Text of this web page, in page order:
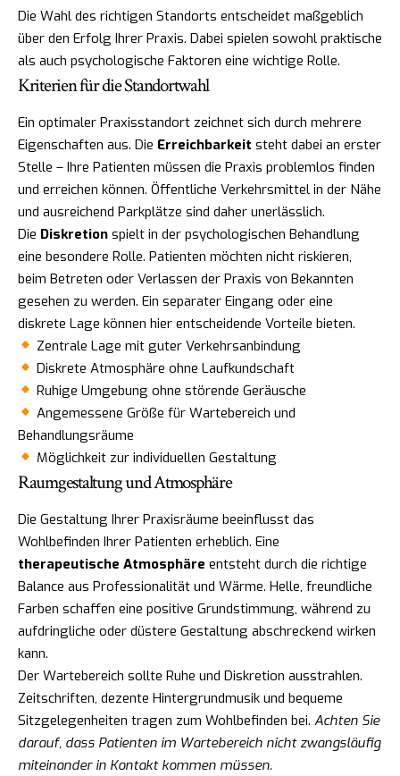
Die Wahl des richtigen Standorts entscheidet maßgeblich
über den Erfolg Ihrer Praxis. Dabei spielen sowohl praktische
als auch psychologische Faktoren eine wichtige Rolle.
Kriterien für die Standortwahl
Ein optimaler Praxisstandort zeichnet sich durch mehrere
Eigenschaften aus. Die Erreichbarkeit steht dabei an erster
Stelle – Ihre Patienten müssen die Praxis problemlos finden
und erreichen können. Öffentliche Verkehrsmittel in der Nähe
und ausreichend Parkplätze sind daher unerlässlich.
Die Diskretion spielt in der psychologischen Behandlung
eine besondere Rolle. Patienten möchten nicht riskieren,
beim Betreten oder Verlassen der Praxis von Bekannten
gesehen zu werden. Ein separater Eingang oder eine
diskrete Lage können hier entscheidende Vorteile bieten.
Zentrale Lage mit guter Verkehrsanbindung
Diskrete Atmosphäre ohne Laufkundschaft
Ruhige Umgebung ohne störende Geräusche
Angemessene Größe für Wartebereich und
Behandlungsräume
Möglichkeit zur individuellen Gestaltung
Raumgestaltung und Atmosphäre
Die Gestaltung Ihrer Praxisräume beeinflusst das
Wohlbefinden Ihrer Patienten erheblich. Eine
therapeutische Atmosphäre entsteht durch die richtige
Balance aus Professionalität und Wärme. Helle, freundliche
Farben schaffen eine positive Grundstimmung, während zu
aufdringliche oder düstere Gestaltung abschreckend wirken
kann.
Der Wartebereich sollte Ruhe und Diskretion ausstrahlen.
Zeitschriften, dezente Hintergrundmusik und bequeme
Sitzgelegenheiten tragen zum Wohlbefinden bei. Achten Sie
darauf, dass Patienten im Wartebereich nicht zwangsläufig
miteinander in Kontakt kommen müssen.